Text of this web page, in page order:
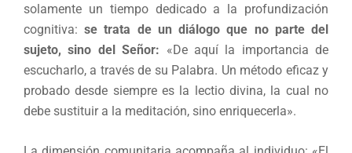
solamente un tiempo dedicado a la profundización
cognitiva:se trata de un diálogo que no parte del
sujeto, sino del Señor: «De aquí la importancia de
escucharlo, a través de su Palabra. Un método eficaz y
probado desde siempre es la lectio divina, la cual no
debe sustituir a la meditación, sino enriquecerla».